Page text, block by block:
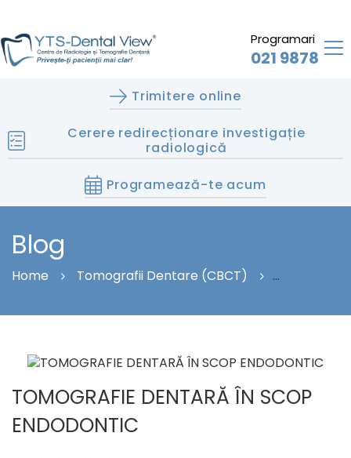
Programari
021 9878
Trimitere online
Cerere redirecționare investigație
radiologică
Programează-te acum
Blog
Home
Tomografii Dentare (CBCT)
TOMOGRAFIE DENTARĂ ÎN SCOP
ENDODONTIC